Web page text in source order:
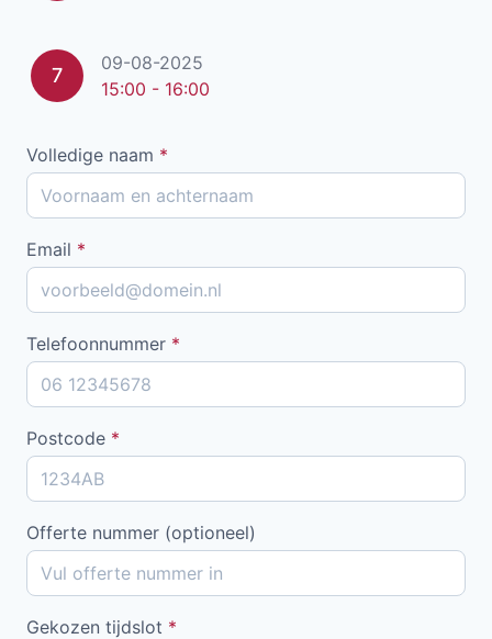
7
09-08-2025
15:00 - 16:00
Volledige naam *
Email *
Telefoonnummer *
Postcode *
Offerte nummer (optioneel)
Gekozen tijdslot *